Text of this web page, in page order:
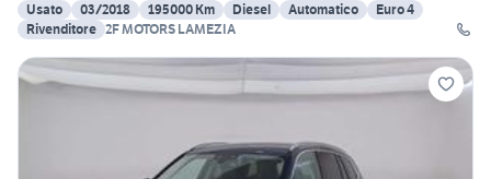
Usato
03/2018 195000 Km Diesel Automatico
Euro 4
Rivenditore 2F MOTORS LAMEZIA